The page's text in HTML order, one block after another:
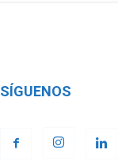
SÍGUENOS